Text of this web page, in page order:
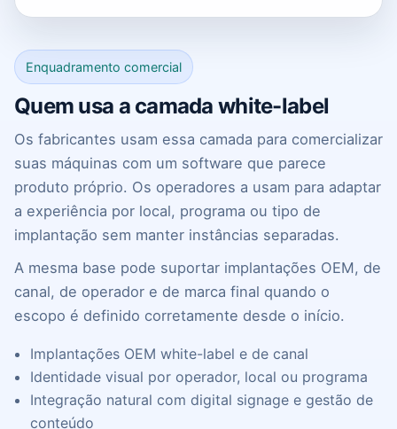
Enquadramento comercial
Quem usa a camada white-label
Os fabricantes usam essa camada para comercializar
suas máquinas com um software que parece
produto próprio. Os operadores a usam para adaptar
a experiência por local, programa ou tipo de
implantação sem manter instâncias separadas.
A mesma base pode suportar implantações OEM, de
canal, de operador e de marca final quando o
escopo é definido corretamente desde o início.
Implantações OEM white-label e de canal
Identidade visual por operador, local ou programa
Integração natural com digital signage e gestão de
conteúdo